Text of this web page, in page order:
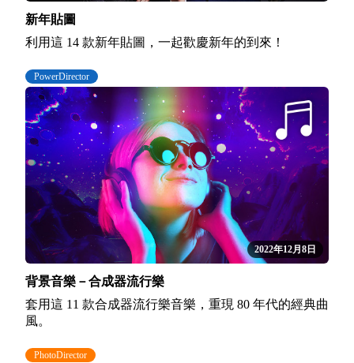
新年貼圖
利用這 14 款新年貼圖，一起歡慶新年的到來！
PowerDirector
2022年12月8日
背景音樂－合成器流行樂
套用這 11 款合成器流行樂音樂，重現 80 年代的經典曲
風。
PhotoDirector